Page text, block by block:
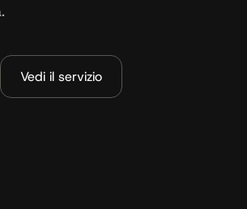
Vedi il servizio